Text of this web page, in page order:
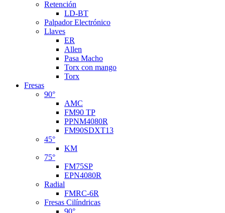
Retención
LD-BT
Palpador Electrónico
Llaves
ER
Allen
Pasa Macho
Torx con mango
Torx
Fresas
90°
AMC
FM90 TP
PPNM4080R
FM90SDXT13
45°
KM
75°
FM75SP
EPN4080R
Radial
FMRC-6R
Fresas Cilíndricas
90°